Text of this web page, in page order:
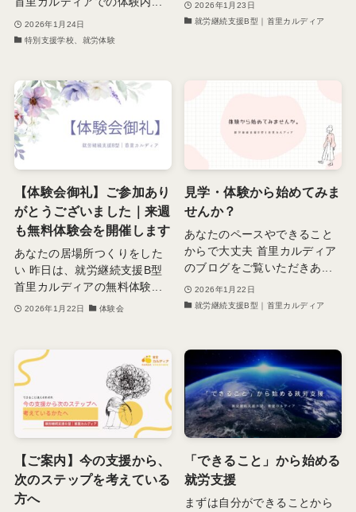
2026年1月24日
特別支援学校、就労体験
2026年1月23日
就労継続支援B型｜首里カルディア
【体験会御礼】ご参加あり
がとうございました｜来週
も無料体験会を開催します
あなたの居場所つくりをした
い 昨日は、就労継続支援B型
首里カルディアの無料体験...
2026年1月22日 体験会
見学・体験から始めてみま
せんか？
あなたのペースやできること
からで大丈夫 首里カルディア
のブログをご覧いただきあ...
2026年1月22日
就労継続支援B型｜首里カルディア
【ご案内】今の支援から、
次のステップを考えている
方へ
「できること」から始める
就労支援
まずは自分ができることから